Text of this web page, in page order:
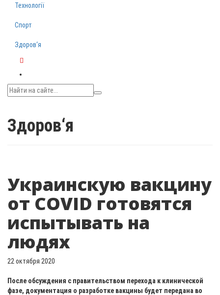
Технології
Спорт
Здоров‘я
Здоров‘я
Украинскую вакцину
от COVID готовятся
испытывать на
людях
22 октября 2020
После обсуждения с правительством перехода к клинической
фазе, документация о разработке вакцины будет передана во